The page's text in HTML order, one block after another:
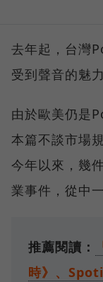
去年起，台灣
受到聲音的魅力
由於歐美仍是
本篇不談市場
今年以來，幾
業事件，從中
推薦閱讀：
時》、